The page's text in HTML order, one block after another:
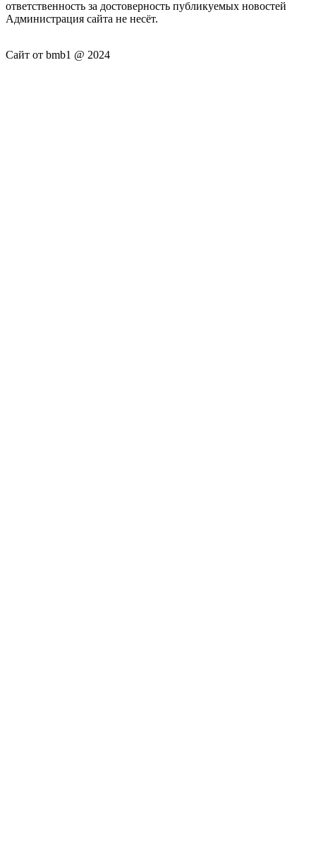
ответственность за достоверность публикуемых новостей
Администрация сайта не несёт.
Сайт от bmb1 @ 2024